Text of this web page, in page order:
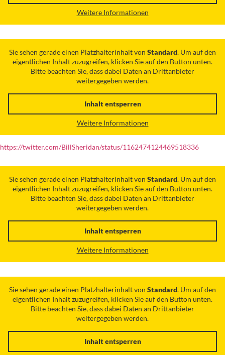
Weitere Informationen
Sie sehen gerade einen Platzhalterinhalt von Standard. Um auf den
eigentlichen Inhalt zuzugreifen, klicken Sie auf den Button unten.
Bitte beachten Sie, dass dabei Daten an Drittanbieter
weitergegeben werden.
Inhalt entsperren
Weitere Informationen
https://twitter.com/BillSheridan/status/1162474124469518336
Sie sehen gerade einen Platzhalterinhalt von Standard. Um auf den
eigentlichen Inhalt zuzugreifen, klicken Sie auf den Button unten.
Bitte beachten Sie, dass dabei Daten an Drittanbieter
weitergegeben werden.
Inhalt entsperren
Weitere Informationen
Sie sehen gerade einen Platzhalterinhalt von Standard. Um auf den
eigentlichen Inhalt zuzugreifen, klicken Sie auf den Button unten.
Bitte beachten Sie, dass dabei Daten an Drittanbieter
weitergegeben werden.
Inhalt entsperren